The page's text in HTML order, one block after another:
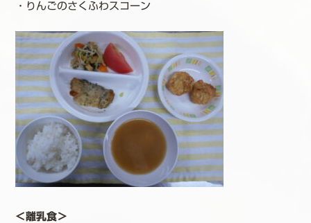
・りんごのさくふわスコーン
＜離乳食＞